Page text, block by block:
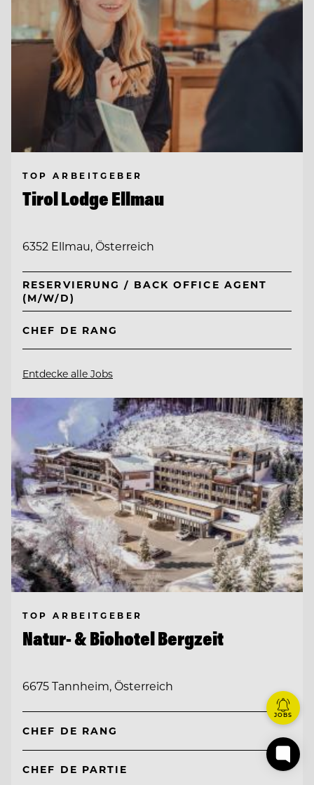
TOP ARBEITGEBER
Tirol Lodge Ellmau
6352 Ellmau, Österreich
RESERVIERUNG / BACK OFFICE AGENT
(M/W/D)
CHEF DE RANG
Entdecke alle Jobs
TOP ARBEITGEBER
Natur- & Biohotel Bergzeit
6675 Tannheim, Österreich
CHEF DE RANG
CHEF DE PARTIE
JOBS